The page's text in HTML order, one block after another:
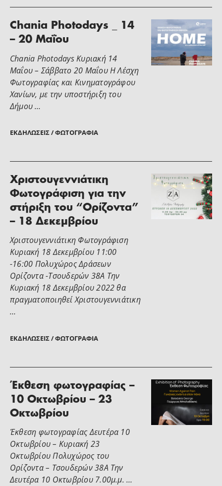
ΕΚΔΗΛΏΣΕΙΣ / ΦΩΤΟΓΡΑΦΊΑ
Chania Photodays _ 14
– 20 Μαΐου
Chania Photodays Κυριακή 14
Μαΐου – Σάββατο 20 Μαΐου Η Λέσχη
Φωτογραφίας και Κινηματογράφου
Χανίων, με την υποστήριξη του
Δήμου …
ΕΚΔΗΛΏΣΕΙΣ / ΦΩΤΟΓΡΑΦΊΑ
Χριστουγεννιάτικη
Φωτογράφιση για την
στήριξη του “Ορίζοντα”
– 18 Δεκεμβρίου
Χριστουγεννιάτικη Φωτογράφιση
Κυριακή 18 Δεκεμβρίου 11:00
-16:00 Πολυχώρος Δράσεων
Ορίζοντα -Τσουδερών 38Α Την
Κυριακή 18 Δεκεμβρίου 2022 θα
πραγματοποιηθεί Χριστουγεννιάτικη
…
Έκθεση φωτογραφίας –
10 Οκτωβρίου – 23
Οκτωβρίου
Έκθεση φωτογραφίας Δευτέρα 10
Οκτωβρίου – Κυριακή 23
Οκτωβρίου Πολυχώρος του
Ορίζοντα – Τσουδερών 38Α Την
Δευτέρα 10 Οκτωβρίου 7.00μ.μ. …